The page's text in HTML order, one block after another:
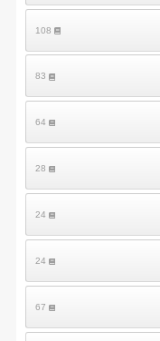
108
83
64
28
24
24
67